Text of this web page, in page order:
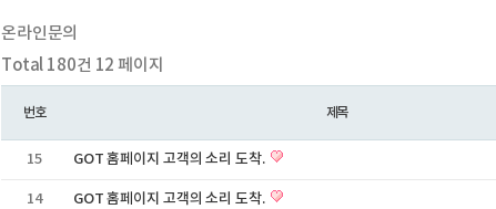
온라인문의
Total 180건 12 페이지
번호 제목
15 GOT 홈페이지 고객의 소리 도착.
14 GOT 홈페이지 고객의 소리 도착.